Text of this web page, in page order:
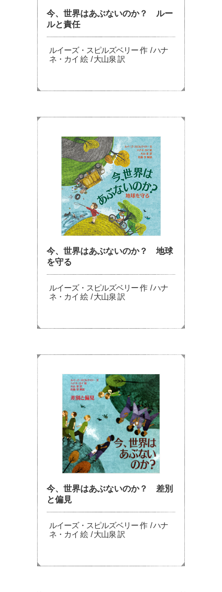
今、世界はあぶないのか？ ルー
ルと責任
ルイーズ・スピルズベリー 作 / ハナ
ネ・カイ 絵 / 大山泉 訳
今、世界はあぶないのか？ 地球
を守る
ルイーズ・スピルズベリー 作 / ハナ
ネ・カイ 絵 / 大山泉 訳
今、世界はあぶないのか？ 差別
と偏見
ルイーズ・スピルズベリー 作 / ハナ
ネ・カイ 絵 / 大山泉 訳